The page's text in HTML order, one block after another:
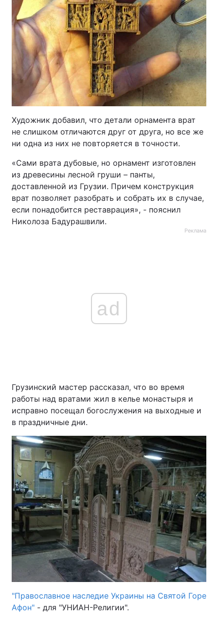
Художник добавил, что детали орнамента врат
не слишком отличаются друг от друга, но все же
ни одна из них не повторяется в точности.
«Сами врата дубовые, но орнамент изготовлен
из древесины лесной груши – панты,
доставленной из Грузии. Причем конструкция
врат позволяет разобрать и собрать их в случае,
если понадобится реставрация», - пояснил
Николоза Бадурашвили.
Реклама
ad
Грузинский мастер рассказал, что во время
работы над вратами жил в келье монастыря и
исправно посещал богослужения на выходные и
в праздничные дни.
"Православное наследие Украины на Святой Горе
Афон" - для "УНИАН-Религии".